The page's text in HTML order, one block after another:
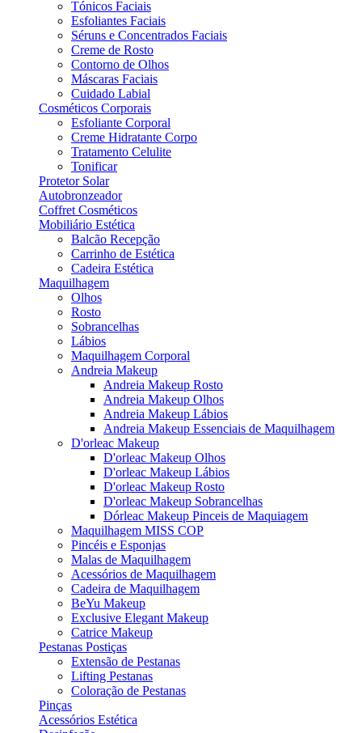
Tónicos Faciais
Esfoliantes Faciais
Séruns e Concentrados Faciais
Creme de Rosto
Contorno de Olhos
Máscaras Faciais
Cuidado Labial
Cosméticos Corporais
Esfoliante Corporal
Creme Hidratante Corpo
Tratamento Celulite
Tonificar
Protetor Solar
Autobronzeador
Coffret Cosméticos
Mobiliário Estética
Balcão Recepção
Carrinho de Estética
Cadeira Estética
Maquilhagem
Olhos
Rosto
Sobrancelhas
Lábios
Maquilhagem Corporal
Andreia Makeup
Andreia Makeup Rosto
Andreia Makeup Olhos
Andreia Makeup Lábios
Andreia Makeup Essenciais de Maquilhagem
D'orleac Makeup
D'orleac Makeup Olhos
D'orleac Makeup Lábios
D'orleac Makeup Rosto
D'orleac Makeup Sobrancelhas
Dórleac Makeup Pinceis de Maquiagem
Maquilhagem MISS COP
Pincéis e Esponjas
Malas de Maquilhagem
Acessórios de Maquilhagem
Cadeira de Maquilhagem
BeYu Makeup
Exclusive Elegant Makeup
Catrice Makeup
Pestanas Postiças
Extensão de Pestanas
Lifting Pestanas
Coloração de Pestanas
Pinças
Acessórios Estética